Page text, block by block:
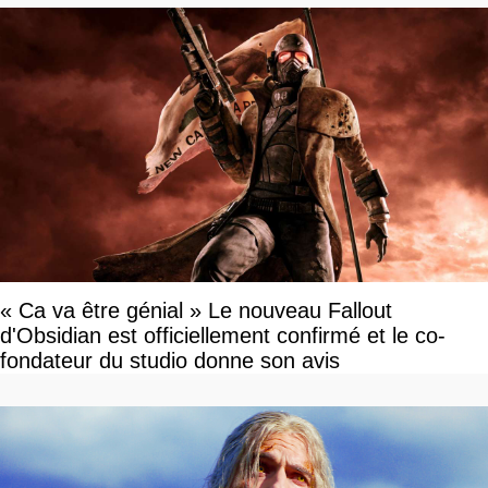
« Ca va être génial » Le nouveau Fallout
d'Obsidian est officiellement confirmé et le co-
fondateur du studio donne son avis